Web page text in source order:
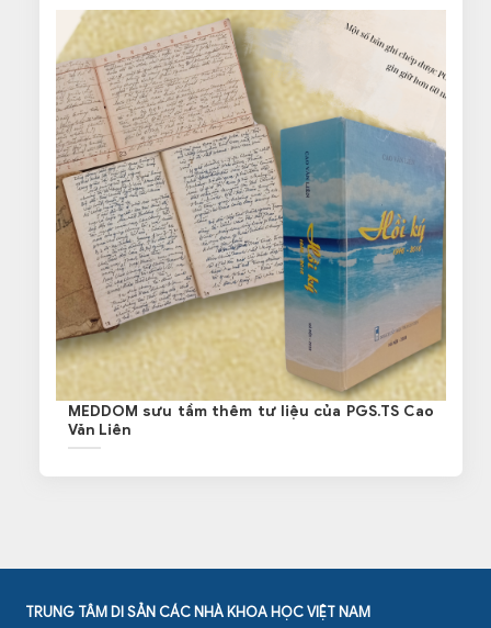
MEDDOM sưu tầm thêm tư liệu của PGS.TS Cao
Văn Liên
TRUNG TÂM DI SẢN CÁC NHÀ KHOA HỌC VIỆT NAM